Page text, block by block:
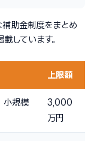
助金制度をまとめ
しています。
上限額
小規模
3,000
万円